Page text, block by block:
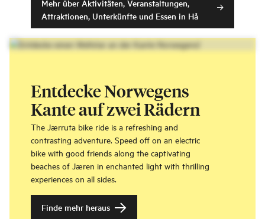
Mehr über Aktivitäten, Veranstaltungen,
Attraktionen, Unterkünfte und Essen in Hå
Entdecke Norwegens
Kante auf zwei Rädern
The Jærruta bike ride is a refreshing and
contrasting adventure. Speed off on an electric
bike with good friends along the captivating
beaches of Jæren in enchanted light with thrilling
experiences on all sides.
Finde mehr heraus